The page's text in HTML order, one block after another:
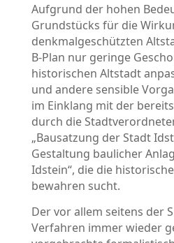
Aufgrund der hohen
Grundstücks für die
denkmalgeschützten
B-Plan nur geringe
historischen Altstadt
und andere sensible
im Einklang mit der
durch die
„Bausatzung der Stadt
Gestaltung baulicher
Idstein“, die die
bewahren sucht.
Der vor allem seitens der
Verfahren immer wieder